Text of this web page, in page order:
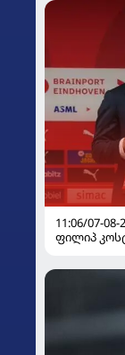
11:06/07-08-
ფილიპ